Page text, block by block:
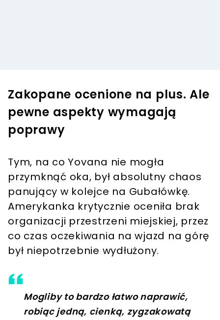
Zakopane ocenione na plus. Ale
pewne aspekty wymagają
poprawy
Tym, na co Yovana nie mogła
przymknąć oka, był absolutny chaos
panujący w kolejce na Gubałówkę.
Amerykanka krytycznie oceniła brak
organizacji przestrzeni miejskiej, przez
co czas oczekiwania na wjazd na górę
był niepotrzebnie wydłużony.
Mogliby to bardzo łatwo naprawić,
robiąc jedną, cienką, zygzakowatą